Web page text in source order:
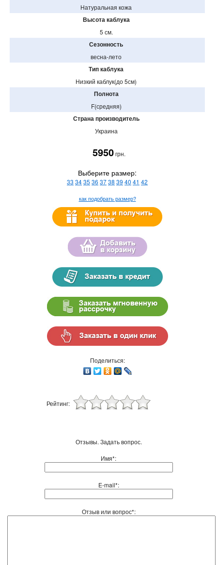
Натуральная кожа
Высота каблука
5 см.
Сезонность
весна-лето
Тип каблука
Низкий каблук(до 5см)
Полнота
F(средняя)
Страна производитель
Украина
5950грн.
Выберите размер:
33 3435 36 3738 39 40 41 42
как подобрать размер?
Поделиться:
Рейтинг:
Отзывы. Задать вопрос.
Имя*:
E-mail*:
Отзыв или вопрос*: